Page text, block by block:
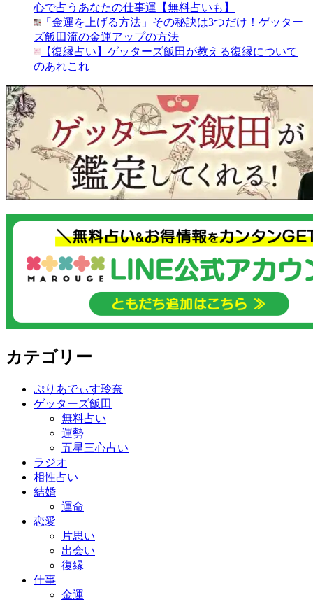
心で占うあなたの仕事運【無料占いも】
「金運を上げる方法」その秘訣は3つだけ！ゲッター
ズ飯田流の金運アップの方法
【復縁占い】ゲッターズ飯田が教える復縁について
のあれこれ
カテゴリー
ぷりあでぃす玲奈
ゲッターズ飯田
無料占い
運勢
五星三心占い
ラジオ
相性占い
結婚
運命
恋愛
片思い
出会い
復縁
仕事
金運